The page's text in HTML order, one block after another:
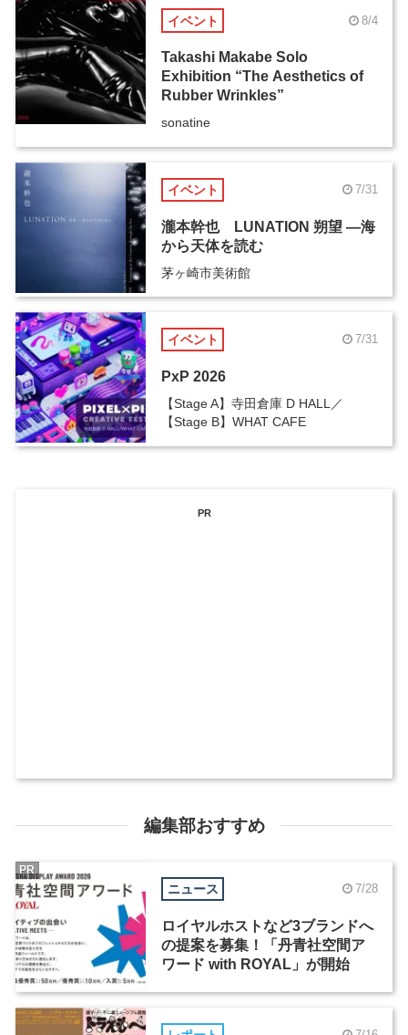
イベント 8/4
Takashi Makabe Solo
Exhibition “The Aesthetics of
Rubber Wrinkles”
sonatine
イベント 7/31
瀧本幹也 LUNATION 朔望 ―海
から天体を読む
茅ヶ崎市美術館
イベント 7/31
PxP 2026
【Stage A】寺田倉庫 D HALL／
【Stage B】WHAT CAFE
PR
編集部おすすめ
ニュース 7/28
ロイヤルホストなど3ブランドへ
の提案を募集！「丹青社空間ア
ワード with ROYAL」が開始
PR